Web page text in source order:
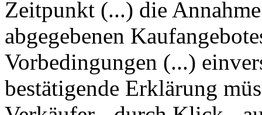
Zeitpunkt (...) die
abgegebenen
Vorbedingungen (...)
bestätigende Erklärung